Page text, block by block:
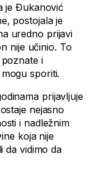
je Đukanović
postojala je
uredno prijavi
nije učinio. To
i
sporiti.
prijavljuje
nejasno
i nadležnim
koja nije
da vidimo da